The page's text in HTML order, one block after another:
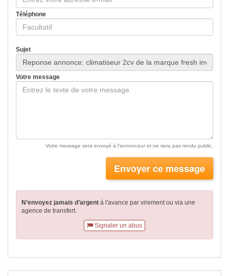
Téléphone
Sujet
Votre message
Votre message sera envoyé à l'annonceur et ne sera pas rendu public.
Envoyer ce message
N’envoyez jamais d’argent à l'avance par virementou via une
agence de transfert.
Signaler un abus